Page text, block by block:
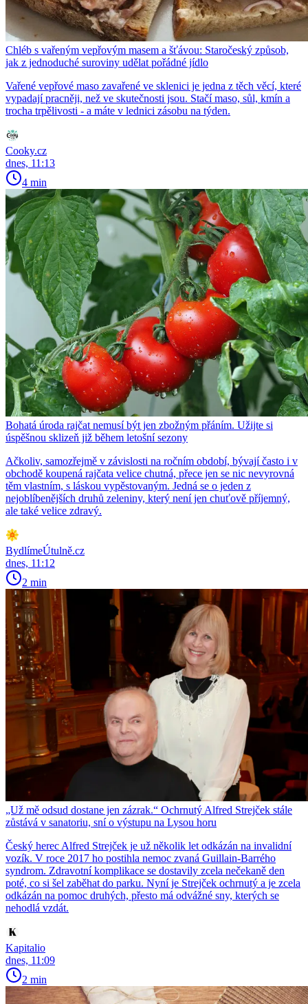
Chléb s vařeným vepřovým masem a šťávou: Staročeský způsob,
jak z jednoduché suroviny udělat pořádné jídlo
Vařené vepřové maso zavařené ve sklenici je jedna z těch věcí, které
vypadají pracněji, než ve skutečnosti jsou. Stačí maso, sůl, kmín a
trocha trpělivosti - a máte v lednici zásobu na týden.
Cooky.cz
dnes, 11:13
4 min
Bohatá úroda rajčat nemusí být jen zbožným přáním. Užijte si
úspěšnou sklizeň již během letošní sezony
Ačkoliv, samozřejmě v závislosti na ročním období, bývají často i v
obchodě koupená rajčata velice chutná, přece jen se nic nevyrovná
těm vlastním, s láskou vypěstovaným. Jedná se o jeden z
nejoblíbenějších druhů zeleniny, který není jen chuťově příjemný,
ale také velice zdravý.
BydlímeÚtulně.cz
dnes, 11:12
2 min
„Už mě odsud dostane jen zázrak.“ Ochrnutý Alfred Strejček stále
zůstává v sanatoriu, sní o výstupu na Lysou horu
Český herec Alfred Strejček je už několik let odkázán na invalidní
vozík. V roce 2017 ho postihla nemoc zvaná Guillain-Barrého
syndrom. Zdravotní komplikace se dostavily zcela nečekaně den
poté, co si šel zaběhat do parku. Nyní je Strejček ochrnutý a je zcela
odkázán na pomoc druhých, přesto má odvážné sny, kterých se
nehodlá vzdát.
Kapitalio
dnes, 11:09
2 min